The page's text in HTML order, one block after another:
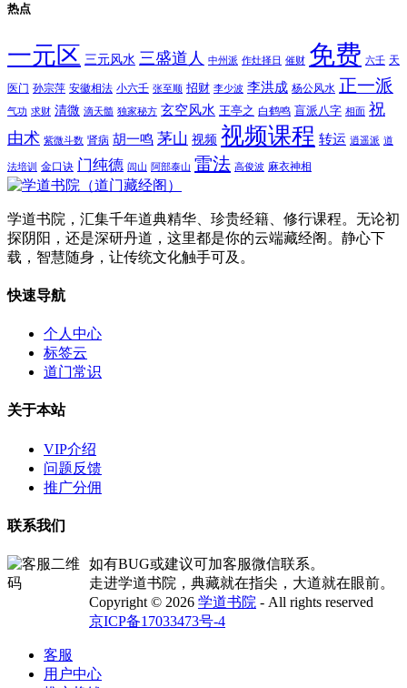
热点
一元区 三元风水 三盛道人 中州派 作灶择日 催财 免费 六壬 天
医门 孙宗萍 安徽相法 小六壬 张至顺 招财 李少波 李洪成 杨公风水 正一派
气功 求财 清微 滴天髓 独家秘方 玄空风水 王亭之 白鹤鸣 盲派八字 相面 祝
由术 紫微斗数 肾病 胡一鸣 茅山 视频 视频课程 转运 逍遥派 道
法培训 金口诀 门纯德 闾山 阿部泰山 雷法 高俊波 麻衣神相
学道书院，汇集千年道典精华、珍贵经籍、修行课程。无论初
探阴阳，还是深研丹道，这里都是你的云端藏经阁。静心下
载，智慧随身，让传统文化触手可及。
快速导航
个人中心
标签云
道门常识
关于本站
VIP介绍
问题反馈
推广分佣
联系我们
如有BUG或建议可加客服微信联系。
走进学道书院，典藏就在指尖，大道就在眼前。
Copyright © 2026 学道书院 - All rights reserved
京ICP备17033473号-4
客服
用户中心